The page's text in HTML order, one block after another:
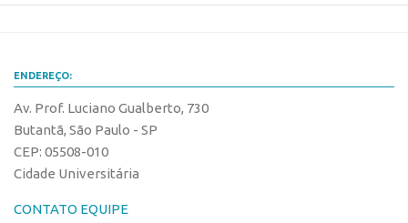
Comunicação
Eventos
Agenda AUSPIN
ENDEREÇO:
Av. Prof. Luciano Gualberto, 730
Butantã, São Paulo - SP
CEP: 05508-010
Cidade Universitária
CONTATO EQUIPE